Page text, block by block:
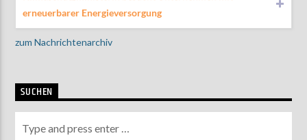
erneuerbarer Energieversorgung
zum Nachrichtenarchiv
SUCHEN